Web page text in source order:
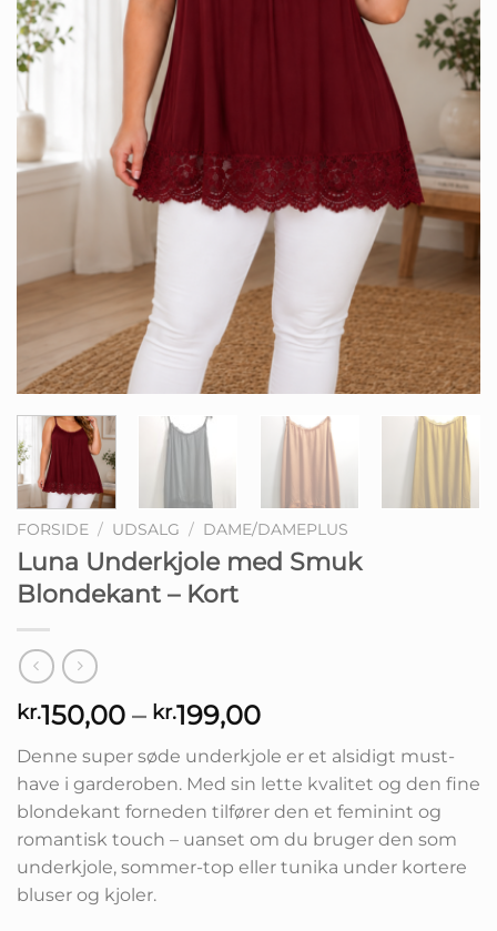
FORSIDE / UDSALG / DAME/DAMEPLUS
Luna Underkjole med Smuk
Blondekant – Kort
kr.150,00 – kr.199,00Prisinterval:
kr.150,00
til
kr.199,00
Denne super søde underkjole er et alsidigt must-
have i garderoben. Med sin lette kvalitet og den fine
blondekant forneden tilfører den et feminint og
romantisk touch – uanset om du bruger den som
underkjole, sommer-top eller tunika under kortere
bluser og kjoler.